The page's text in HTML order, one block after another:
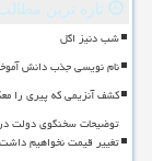
تازه ترین
شب دنیز اگل
نام نویسی جذب دانش آموختگان
کشف آنزیمی که پیری را
توضیحات سخنگوی دولت
تغییر قیمت نخواهیم